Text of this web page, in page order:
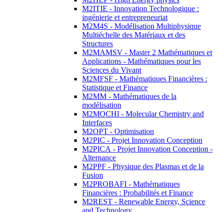
M2ITIE - Innovation Technologique :
ingénierie et entrepreneuriat
M2M4S - Modélisation Multiphysique
Multiéchelle des Matériaux et des
Structures
M2MAMSV - Master 2 Mathématiques et
Applications - Mathématiques pour les
Sciences du Vivant
M2MFSF - Mathématiques Financières :
Statistique et Finance
M2MM - Mathématiques de la
modélisation
M2MOCHI - Molecular Chemistry and
Interfaces
M2OPT - Optimisation
M2PIC - Projet Innovation Conception
M2PICA - Projet Innovation Conception -
Alternance
M2PPF - Physique des Plasmas et de la
Fusion
M2PROBAFI - Mathématiques
Financières : Probabilités et Finance
M2REST - Renewable Energy, Science
and Technology